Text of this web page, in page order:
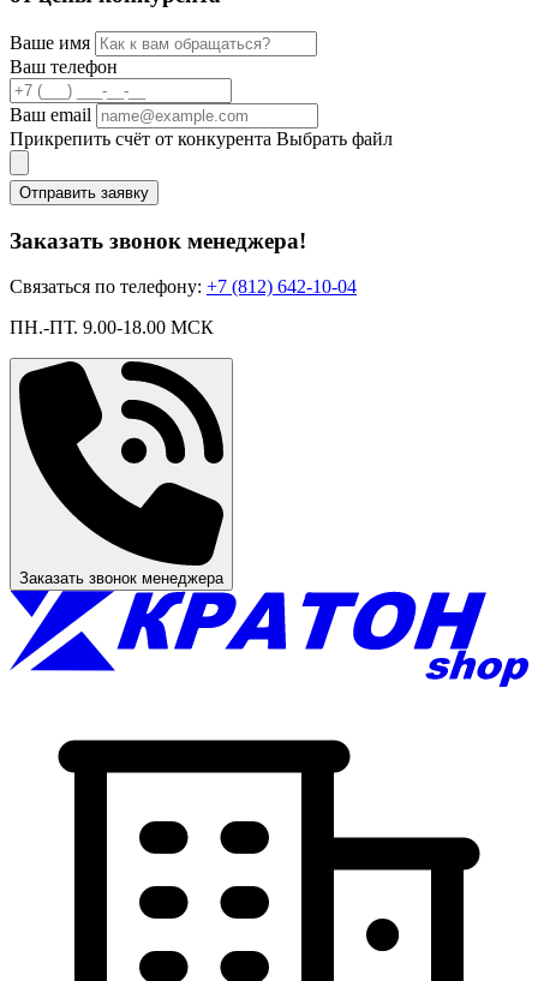
Ваше имя
Ваш телефон
Ваш email
Прикрепить счёт от конкурента Выбрать файл
Отправить заявку
Заказать звонок менеджера!
Связаться по телефону: +7 (812) 642-10-04
ПН.-ПТ. 9.00-18.00 МСК
Заказать звонок менеджера